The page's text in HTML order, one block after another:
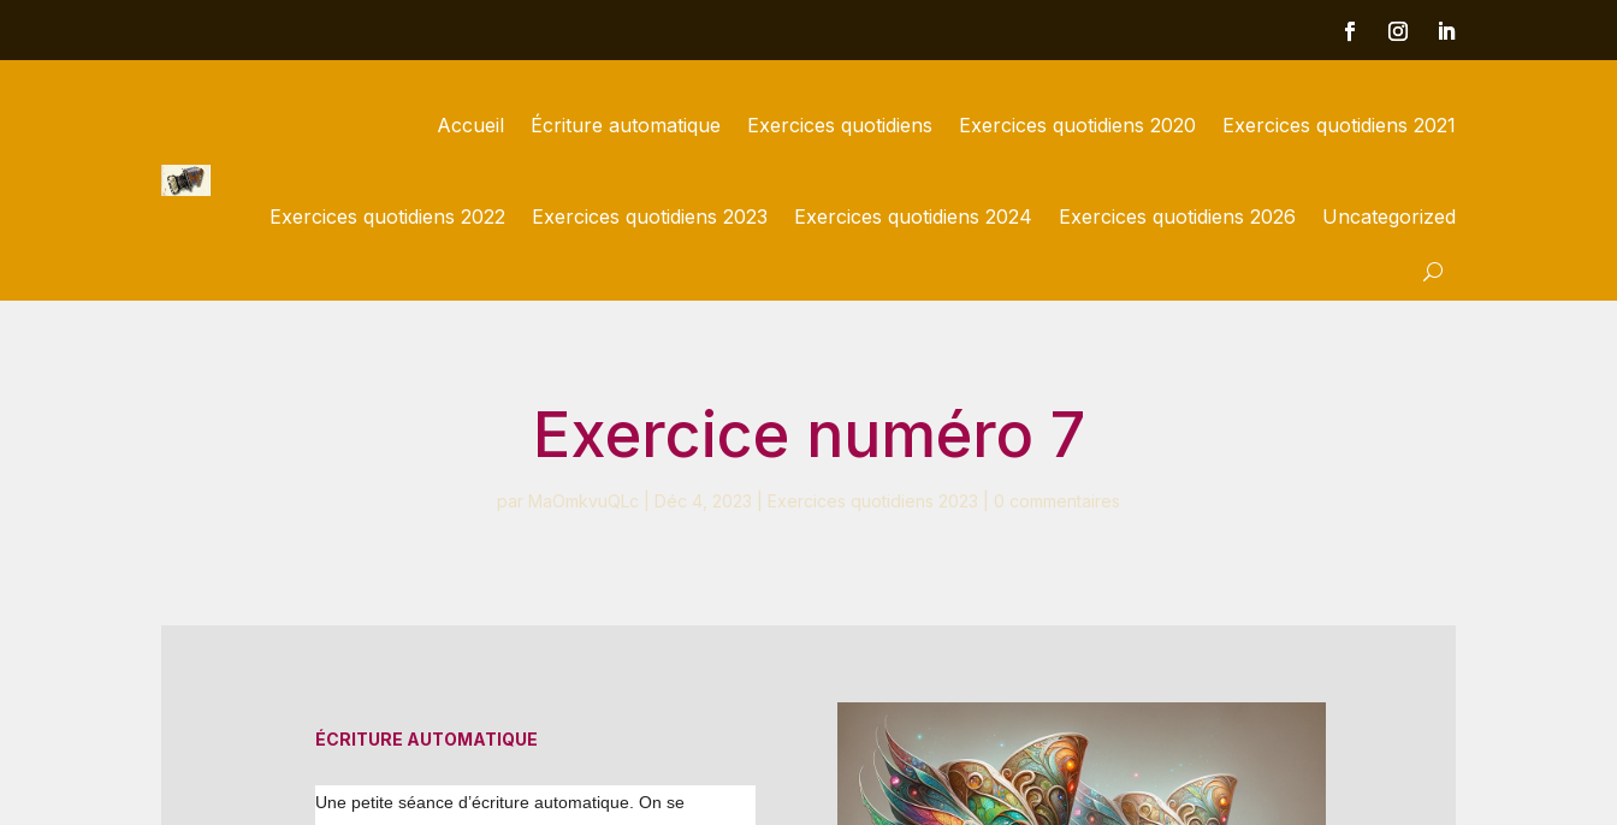
Accueil Écriture automatique Exercices quotidiens Exercices quotidiens 2020 Exercices quotidiens 2021
Exercices quotidiens 2022 Exercices quotidiens 2023 Exercices quotidiens 2024 Exercices quotidiens 2026 Uncategorized
Exercice numéro 7
par MaOmkvuQLc Déc 4, 2023 Exercices quotidiens 2023 0 commentaires
ÉCRITURE AUTOMATIQUE
Une petite séance d’écriture automatique. On se